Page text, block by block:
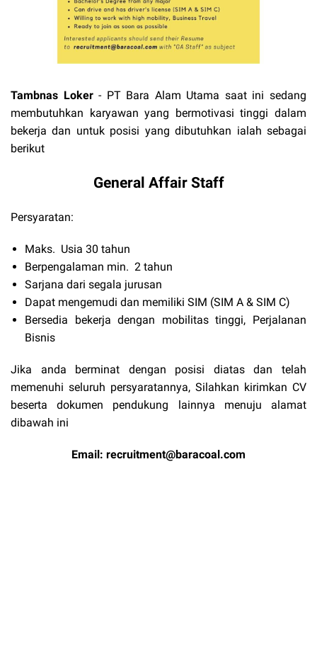
Tambnas Loker- PT Bara Alam Utama saat ini sedang
membutuhkan karyawan yang bermotivasi tinggi dalam
bekerja dan untuk posisi yang dibutuhkan ialah sebagai
berikut
General Affair Staff
Persyaratan:
Maks. Usia 30 tahun
Berpengalaman min. 2 tahun
Sarjana dari segala jurusan
Dapat mengemudi dan memiliki SIM (SIM A & SIM C)
Bersedia bekerja dengan mobilitas tinggi, Perjalanan
Bisnis
Jika anda berminat dengan posisi diatas dan telah
memenuhi seluruh persyaratannya, Silahkan kirimkan CV
beserta dokumen pendukung lainnya menuju alamat
dibawah ini
Email: recruitment@baracoal.com